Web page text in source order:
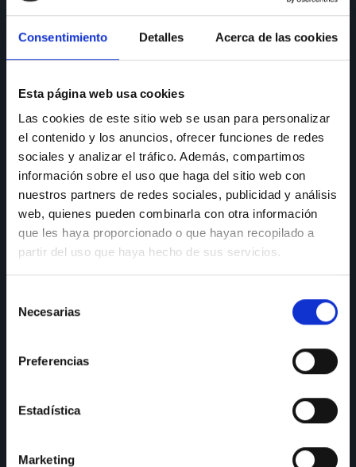
Consentimiento Detalles Acerca de las cookies
Esta página web usa cookies
Las cookies de este sitio web se usan para personalizar
el contenido y los anuncios, ofrecer funciones de redes
sociales y analizar el tráfico. Además, compartimos
información sobre el uso que haga del sitio web con
nuestros partners de redes sociales, publicidad y análisis
web, quienes pueden combinarla con otra información
que les haya proporcionado o que hayan recopilado a
partir del uso que haya hecho de sus servicios.
Necesarias
Preferencias
Estadística
Marketing
Teléfono de consulta:
91 606 42 43
Móvil: 636 59 60 42
E-mail:info@nectali.com
SHOWROOM
Timanfaya, 15, 17 y 19
28970 Humanes de Madrid
Sábados de:
SÍGUENOS
Instagram